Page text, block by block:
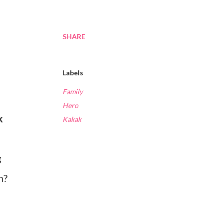
SHARE
Labels
Family
Hero
Kakak